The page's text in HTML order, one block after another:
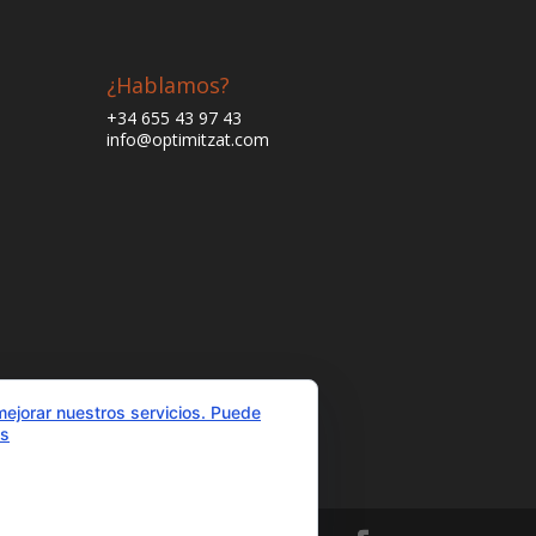
¿Hablamos?
+34 655 43 97 43
info@optimitzat.com
nuestros servicios. Puede